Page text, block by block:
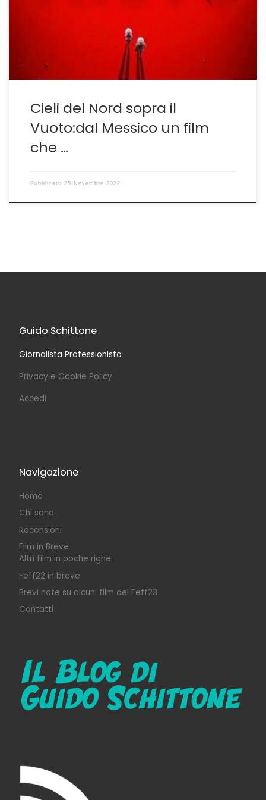
e inserito in versione originale nella piattaforma
regolare distribuzione nelle sale. Sosteniamo questo
perché siamo convinti che […]
Cieli del Nord sopra il
Vuoto:dal Messico un film
che …
Pubblicato 25 Novembre 2022
Guido Schittone
Giornalista Professionista
Privacy e Cookie Policy
Accedi
Navigazione
Home
Chi sono
Recensioni
Film in Breve
Altri film in poche righe
Feff22 in breve
Brevi note su alcuni film del Feff23
Contatti